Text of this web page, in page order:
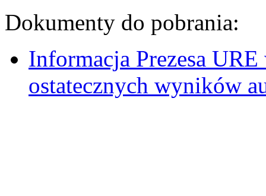
Dokumenty do pobrania:
Informacja Prezesa URE
ostatecznych wyników